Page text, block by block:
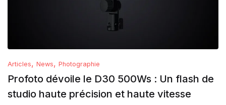
Articles, News, Photographie
Profoto dévoile le D30 500Ws : Un flash de
studio haute précision et haute vitesse